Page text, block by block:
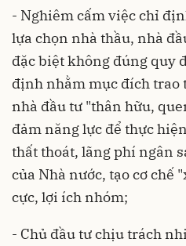
- Nghiêm cấm việc chỉ
lựa chọn nhà thầu, nhà
đặc biệt không đúng quy
định nhằm mục đích trao
nhà đầu tư "thân hữu,
đảm năng lực để thực
thất thoát, lãng phí ngân
của Nhà nước, tạo cơ chế
cực, lợi ích nhóm;
- Chủ đầu tư chịu trách